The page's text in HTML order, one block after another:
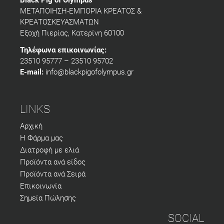
ΜΕΤΑΠΟΙΗΣΗ-ΕΜΠΟΡΙΑ ΚΡΕΑΤΟΣ &
ΚΡΕΑΤΟΣΚΕΥΑΣΜΑΤΩΝ
Εξοχή Πιερίας, Κατερίνη 60100
Τηλέφωνα επικοινωνίας:
23510 95777 – 23510 95702
E-mail: info@blackpigofolympus.gr
LINKS
Αρχική
Η Φάρμα μας
Διατροφή με ελιά
Προϊόντα ανά είδος
Προϊόντα ανά Σειρά
Επικοινωνία
Σημεία Πώλησης
SOCIAL